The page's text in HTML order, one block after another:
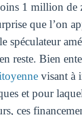
1 million de
que l’on
spéculateur
reste. Bien
visant à
et pour
ces